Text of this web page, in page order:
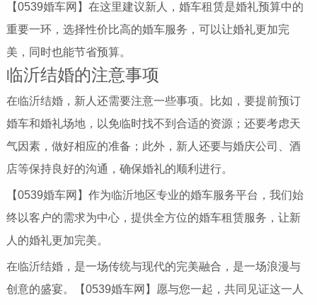
【0539婚车网】在这里建议新人，婚车租赁是婚礼预算中的
重要一环，选择性价比高的婚车服务，可以让婚礼更加完
美，同时也能节省预算。
临沂结婚的注意事项
在临沂结婚，新人还需要注意一些事项。比如，要提前预订
婚车和婚礼场地，以免临时找不到合适的资源；还要考虑天
气因素，做好相应的准备；此外，新人还要与婚庆公司、酒
店等保持良好的沟通，确保婚礼的顺利进行。
【0539婚车网】作为临沂地区专业的婚车服务平台，我们始
终以客户的需求为中心，提供全方位的婚车租赁服务，让新
人的婚礼更加完美。
在临沂结婚，是一场传统与现代的完美融合，是一场浪漫与
创意的盛宴。【0539婚车网】愿与您一起，共同见证这一人